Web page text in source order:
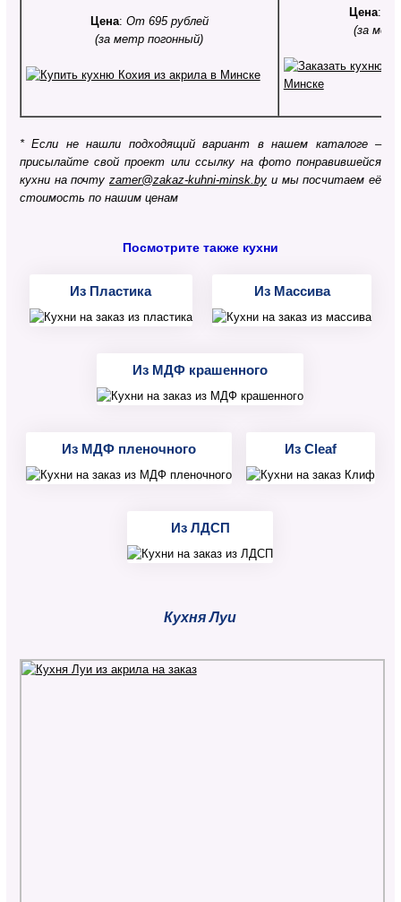
Цена: От 695 рублей
(за метр погонный)
Цена:
(за
* Если не нашли подходящий вариант в нашем каталоге –
присылайте свой проект или ссылку на фото понравившейся
кухни на почтуzamer@zakaz-kuhni-minsk.by и мы посчитаем её
стоимость по нашим ценам
Посмотрите также кухни
Из Пластика Из Массива
Из МДФ крашенного
Из МДФ пленочного Из Cleaf
Из ЛДСП
Кухня Луи